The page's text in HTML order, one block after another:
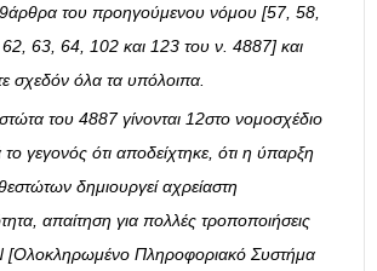
άρθρα του προηγούμενου νόμου [57, 58,
63, 64, 102 και 123 του ν. 4887] και
σχεδόν όλα τα υπόλοιπα.
του 4887 γίνονται 12στο νομοσχέδιο
γεγονός ότι αποδείχτηκε, ότι η ύπαρξη
δημιουργεί αχρείαστη
απαίτηση για πολλές τροποποιήσεις
Πληροφοριακό Συστήμα